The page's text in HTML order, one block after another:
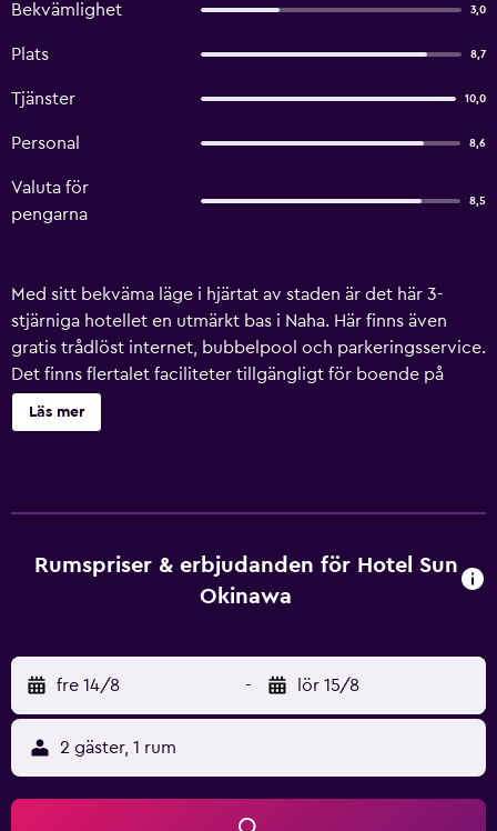
Bekvämlighet 3,0
Plats 8,7
Tjänster 10,0
Personal 8,6
Valuta för
pengarna
8,5
Med sitt bekväma läge i hjärtat av staden är det här 3-
stjärniga hotellet en utmärkt bas i Naha. Här finns även
gratis trådlöst internet, bubbelpool och parkeringsservice.
Det finns flertalet faciliteter tillgängligt för boende på
Hotel Sun Okinawa, som massage, kaffebar och mötesrum.
Personal finns tillgänglig dygnet runt och kan assistera
Kencho-Mae Railway Station (Okinawa), vilket bara ligger
en kort promenad från detta hotellet. Här finns en
öppet för lunch och middag. Nahas välkända
turistattraktioner ligger i närheten av Hotel Sun Okinawa
och Okinawa Prefecture Government Building och
Fukushuen befinner sig bara några minuter bort. Shuri
Castle ligger inom en kort bilresa från detta hotellet.
Läs mer
Rumspriser & erbjudanden för Hotel Sun
Okinawa
fre 14/8 - lör 15/8
2 gäster, 1 rum